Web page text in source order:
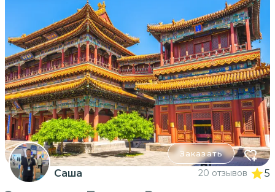
Заказать
Саша 20 отзывов 5